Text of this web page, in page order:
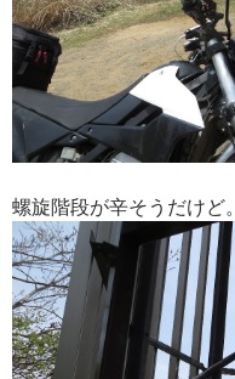
螺旋階段が辛そうだけど。